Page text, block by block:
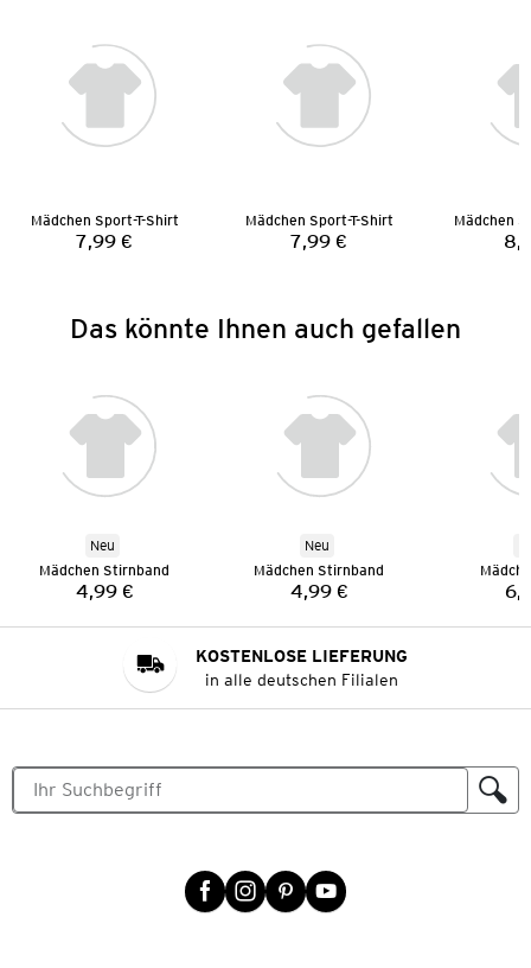
Mädchen Sport-T-Shirt
Preis:
7,99 €
Mädchen Sport-T-Shirt
Preis:
7,99 €
Das könnte Ihnen auch gefallen
Neu
Mädchen Stirnband
Preis:
4,99 €
Neu
Mädchen Stirnband
Preis:
4,99 €
KOSTENLOSE LIEFERUNG
in alle deutschen Filialen